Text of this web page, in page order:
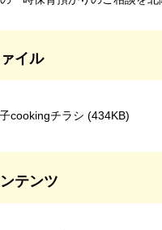
イル
cookingチラシ (434KB)
テンツ